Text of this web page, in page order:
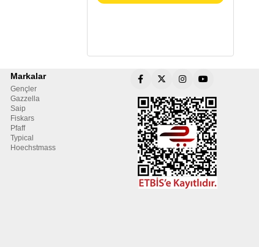
Markalar
Gençler
Gazzella
Saip
Fiskars
Pfaff
Typical
Hoechstmass